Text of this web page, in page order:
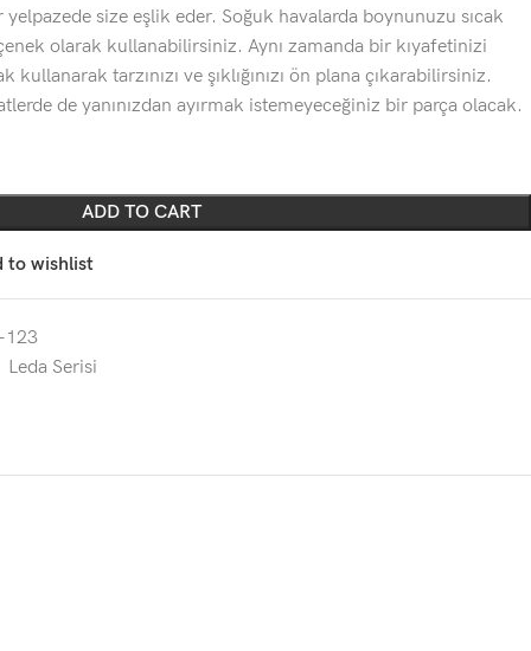
size eşlik eder. Soğuk havalarda boynunuzu sıcak
olarak kullanabilirsiniz. Aynı zamanda bir kıyafetinizi
kullanarak tarzınızı ve şıklığınızı ön plana çıkarabilirsiniz.
de yanınızdan ayırmak istemeyeceğiniz bir parça olacak.
ADD TO CART
to wishlist
123
Leda Serisi